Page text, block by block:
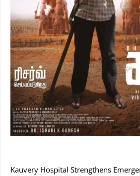
Kauvery Hospital Strengthens